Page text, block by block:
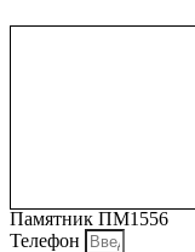
Памятник ПМ1556
Телефон